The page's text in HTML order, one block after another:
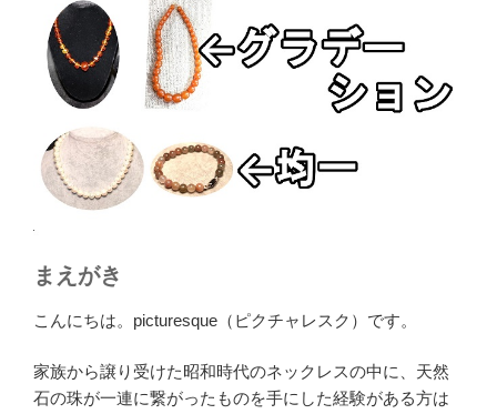
まえがき
こんにちは。picturesque（ピクチャレスク）です。
家族から譲り受けた昭和時代のネックレスの中に、天然
石の珠が一連に繋がったものを手にした経験がある方は